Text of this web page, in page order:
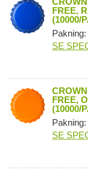
FREE,
(10000/
SE
FREE,
(10000/
SE